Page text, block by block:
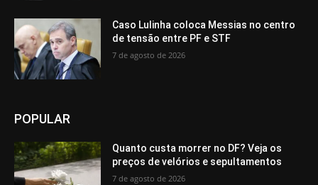
Caso Lulinha coloca Messias no centro
de tensão entre PF e STF
7 de agosto de 2026
POPULAR
Quanto custa morrer no DF? Veja os
preços de velórios e sepultamentos
7 de agosto de 2026